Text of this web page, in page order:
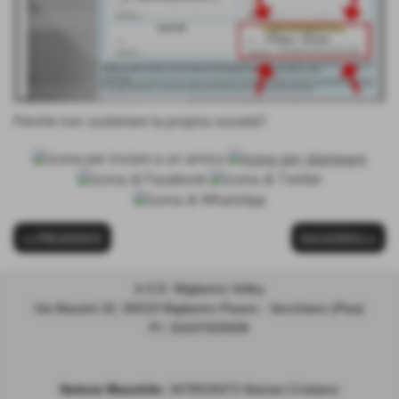
Perchè non sostenere la propria società?
A.S.D. Migliarino Volley
Via Mazzini 32, 56019 Migliarino Pisano - Vecchiano (Pisa)
Settore Maschile:
3478526472 Mariani Cristiano